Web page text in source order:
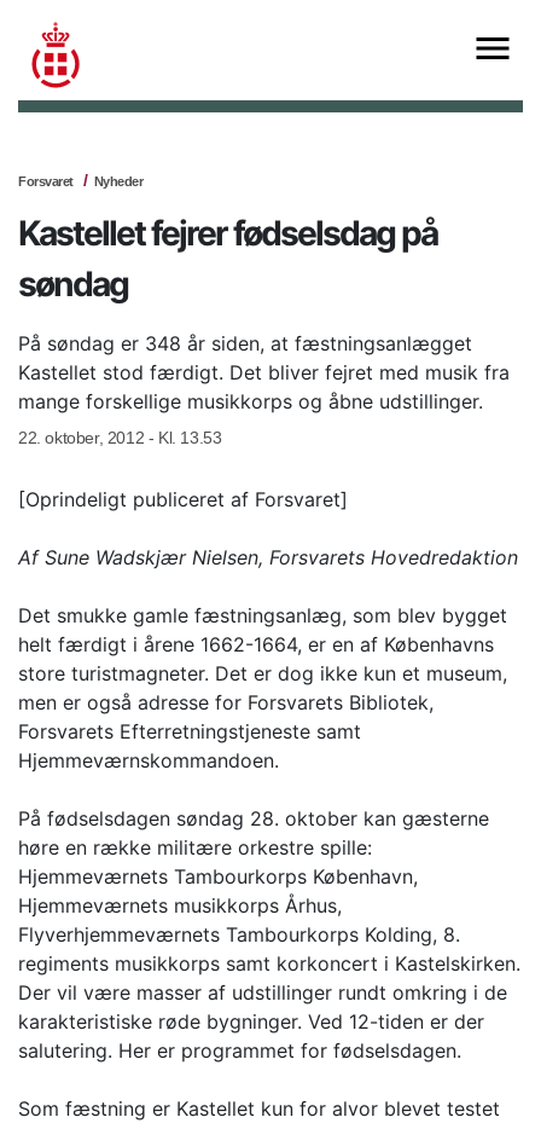
Forsvaret Nyheder
Kastellet fejrer fødselsdag på
søndag
På søndag er 348 år siden, at fæstningsanlægget
Kastellet stod færdigt. Det bliver fejret med musik fra
mange forskellige musikkorps og åbne udstillinger.
22. oktober, 2012 - Kl. 13.53
[Oprindeligt publiceret af Forsvaret]
Af Sune Wadskjær Nielsen, Forsvarets Hovedredaktion
Det smukke gamle fæstningsanlæg, som blev bygget
helt færdigt i årene 1662-1664, er en af Københavns
store turistmagneter. Det er dog ikke kun et museum,
men er også adresse for Forsvarets Bibliotek,
Forsvarets Efterretningstjeneste samt
Hjemmeværnskommandoen.
På fødselsdagen søndag 28. oktober kan gæsterne
høre en række militære orkestre spille:
Hjemmeværnets Tambourkorps København,
Hjemmeværnets musikkorps Århus,
Flyverhjemmeværnets Tambourkorps Kolding, 8.
regiments musikkorps samt korkoncert i Kastelskirken.
Der vil være masser af udstillinger rundt omkring i de
karakteristiske røde bygninger. Ved 12-tiden er der
salutering. Her er programmet for fødselsdagen.
Som fæstning er Kastellet kun for alvor blevet testet